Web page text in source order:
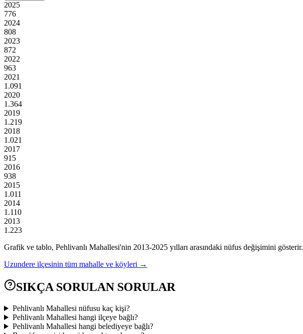
2025
776
2024
808
2023
872
2022
963
2021
1.091
2020
1.364
2019
1.219
2018
1.021
2017
915
2016
938
2015
1.011
2014
1.110
2013
1.223
Grafik ve tablo, Pehlivanlı Mahallesi'nin 2013-2025 yılları arasındaki nüfus değişimini gösterir.
Uzundere ilçesinin tüm mahalle ve köyleri →
SIKÇA SORULAN SORULAR
Pehlivanlı Mahallesi nüfusu kaç kişi?
Pehlivanlı Mahallesi hangi ilçeye bağlı?
Pehlivanlı Mahallesi hangi belediyeye bağlı?